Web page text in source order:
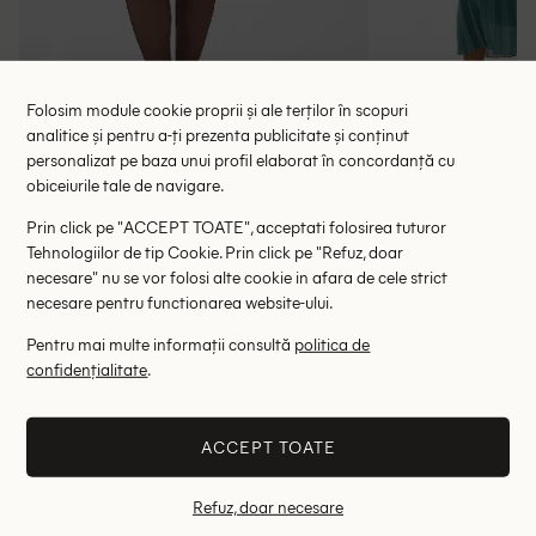
Rochie scurta Kaffe Curve, verde
118.00 lei 189.00 lei
50
- 86%
Folosim module cookie proprii și ale terților în scopuri
analitice și pentru a-ți prezenta publicitate și conținut
personalizat pe baza unui profil elaborat în concordanță cu
obiceiurile tale de navigare.
Prin click pe "ACCEPT TOATE", acceptati folosirea tuturor
Tehnologiilor de tip Cookie. Prin click pe "Refuz, doar
necesare" nu se vor folosi alte cookie in afara de cele strict
necesare pentru functionarea website-ului.
Pentru mai multe informații consultă politica de
confidențialitate.
ACCEPT TOATE
Refuz, doar necesare